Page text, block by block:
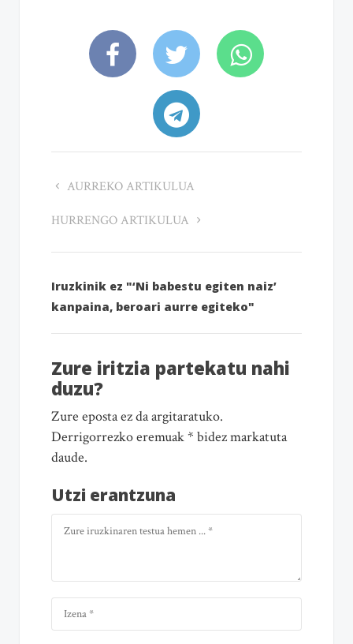
AURREKO ARTIKULUA
HURRENGO ARTIKULUA
Iruzkinik ez "‘Ni babestu egiten naiz’
kanpaina, beroari aurre egiteko"
Zure iritzia partekatu nahi
duzu?
Zure eposta ez da argitaratuko.
Derrigorrezko eremuak * bidez markatuta
daude.
Utzi erantzuna